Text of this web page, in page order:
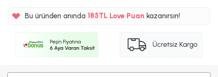
Bu üründen anında 185TL Love Puan kazanırsın!